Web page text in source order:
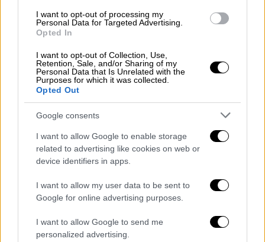
I want to opt-out of processing my
Personal Data for Targeted Advertising.
Opted In
I want to opt-out of Collection, Use,
Retention, Sale, and/or Sharing of my
Personal Data that Is Unrelated with the
Purposes for which it was collected.
Opted Out
Google consents
I want to allow Google to enable storage
related to advertising like cookies on web or
device identifiers in apps.
I want to allow my user data to be sent to
Google for online advertising purposes.
I want to allow Google to send me
personalized advertising.
της ζωής του Ρεπουμπλικάνου, έκανε
γνωστό αξιωματούχος του Λευκού Οίκου.
BREAKING: Donald Trump grabs his
neck and falls to the ground after the
sound of shots ring out at his rally.
pic.twitter.com/5DqbdrH0go
— Collin Rugg (@CollinRugg)
July 13,
2024
ότι ο κ.Μπάιντεν θα επιστρέψει απόψε
εσπευσμένα στην Ουάσιγκτον από την
κατοικία του στο Ρεχόμποθ Μπιτς
(Ντέλαγουερ) μετά την απόπειρα.